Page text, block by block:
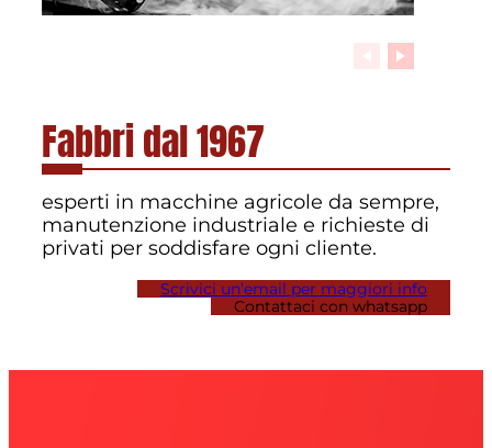
Fabbri dal 1967
esperti in macchine agricole da sempre,
manutenzione industriale e richieste di
privati per soddisfare ogni cliente.
Scrivici un’email per maggiori info
Contattaci con whatsapp